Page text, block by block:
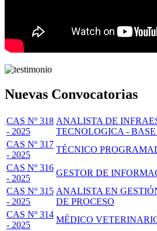
Nuevas Convocatorias
CAS Nº 318
- 2025
ANALISTA DE
TECNOLOGICA -
CAS Nº 317
- 2025
TÉCNICO
CAS Nº 316
- 2025
GESTOR DE
CAS Nº 315
- 2025
ANALISTA EN
DE PROCESO
CAS Nº 314
- 2025
MÉDICO